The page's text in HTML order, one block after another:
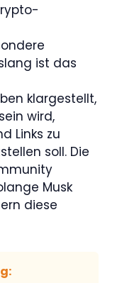
ist das
klargestellt,
wird,
Links zu
soll. Die
Musk
diese